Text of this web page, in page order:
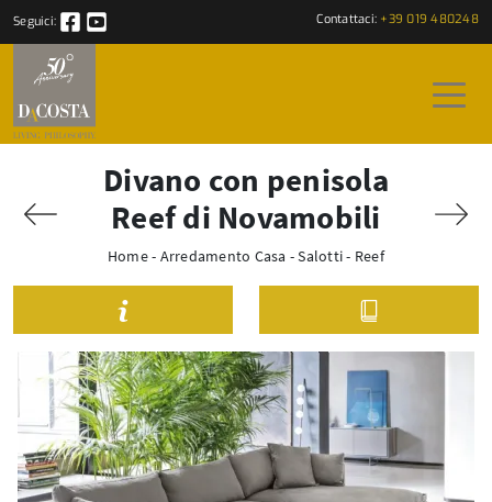
Seguici: Contattaci: +39 019 480248
Divano con penisola
Reef di Novamobili
Home- Arredamento Casa -Salotti- Reef